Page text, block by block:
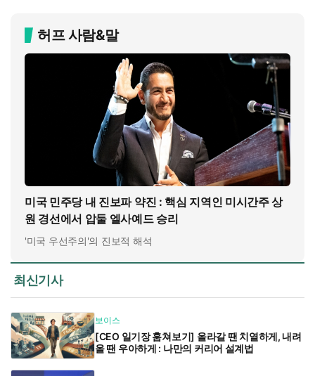
허프 사람&말
미국 민주당 내 진보파 약진 : 핵심 지역인 미시간주 상
원 경선에서 압둘 엘사예드 승리
'미국 우선주의'의 진보적 해석
최신기사
보이스
[CEO 일기장 훔쳐보기] 올라갈 땐 치열하게, 내려
올 땐 우아하게 : 나만의 커리어 설계법